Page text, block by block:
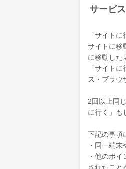
サービ
「サイト
サイトに移
に移動した
「サイト
ス・ブラウ
2回以上同
に行く」も
下記の事項
・同一端
・他のポ
されたこと